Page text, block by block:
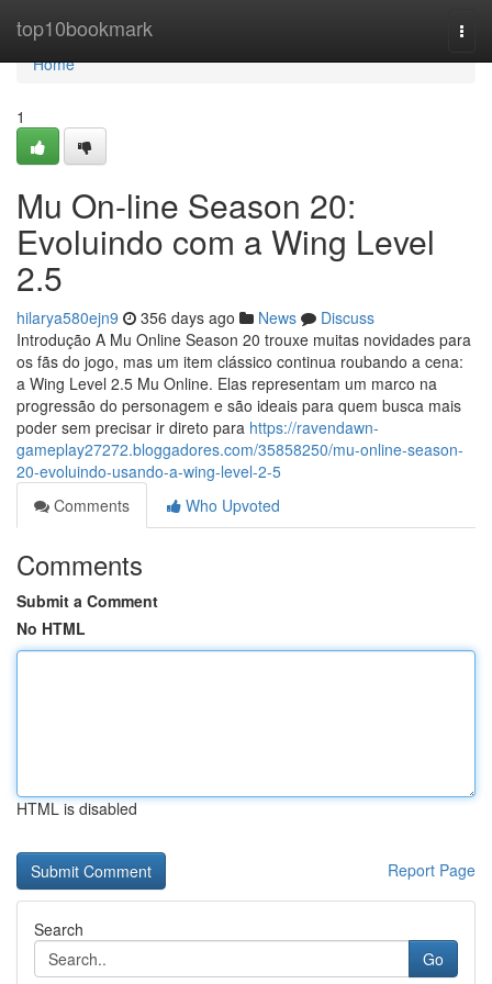
top10bookmark
Home
Home
1
Mu On-line Season 20:
Evoluindo com a Wing Level
2.5
hilarya580ejn9 356 days ago News
Discuss
Introdução A Mu Online Season 20 trouxe muitas novidades para
os fãs do jogo, mas um item clássico continua roubando a cena:
a Wing Level 2.5 Mu Online. Elas representam um marco na
progressão do personagem e são ideais para quem busca mais
poder sem precisar ir direto para https://ravendawn-
gameplay27272.bloggadores.com/35858250/mu-online-season-
20-evoluindo-usando-a-wing-level-2-5
Comments
Who Upvoted
Comments
Submit a Comment
No HTML
HTML is disabled
Report Page
Search
Go